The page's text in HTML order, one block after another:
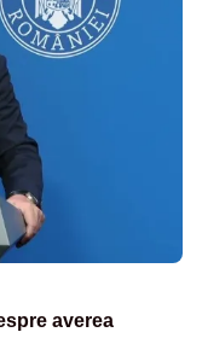
averea